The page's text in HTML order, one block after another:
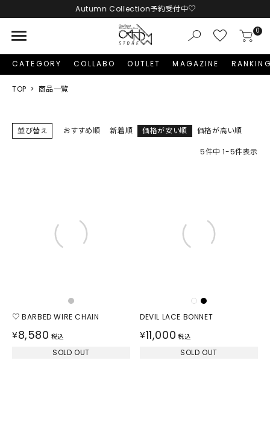
Autumn Collection予約受付中♡
menu 0
CATEGORY COLLABO OUTLET MAGAZINE
TOP 商品一覧
並び替え おすすめ順 新着順 価格が安い順 価格が高い順
5件中 1-5件表示
♡ BARBED WIRE CHAIN
¥8,580 税込
SOLD OUT
DEVIL LACE BONNET
¥11,000 税込
SOLD OUT